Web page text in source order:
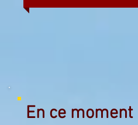
En ce moment